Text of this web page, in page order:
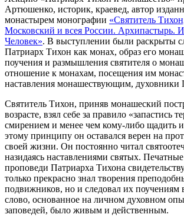
Артюшенко, историк, краевед, автор
монастырем монографии «Святитель
Московский и всея России. Архипастырь.
Человек». В выступлении были раскрыты
Патриарх Тихон как монах, образ его
поучения и размышления святителя о
отношение к монахам, посещения им
наставления монашествующим, духовники
Святитель Тихон, приняв монашеский
возрасте, взял себе за правило «запастись
смирением и менее чем кому-либо щадить
этому принципу он оставался верен на
своей жизни. Он постоянно читал
назидаясь наставлениями святых.
проповеди Патриарха Тихона
только прекрасно знал творения
подвижников, но и следовал их поучениям
слово, основанное на личном духовном
заповедей, было живым и действенным.